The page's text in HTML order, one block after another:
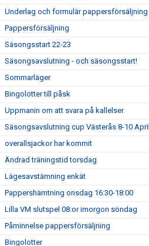
Underlag och formulär pappersförsäljning
Pappersförsäljning
Säsongsstart 22-23
Säsongsavslutning - och säsongsstart!
Sommarläger
Bingolotter till påsk
Uppmanin om att svara på kallelser
Säsongsavslutning cup Västerås 8-10 April
overallsjackor har kommit
Ändrad träningstid torsdag
Lägesavstämning enkät
Pappershämtning onsdag 16:30-18:00
Lilla VM slutspel 08:or imorgon söndag
Påminnelse pappersförsäljning
Bingolotter